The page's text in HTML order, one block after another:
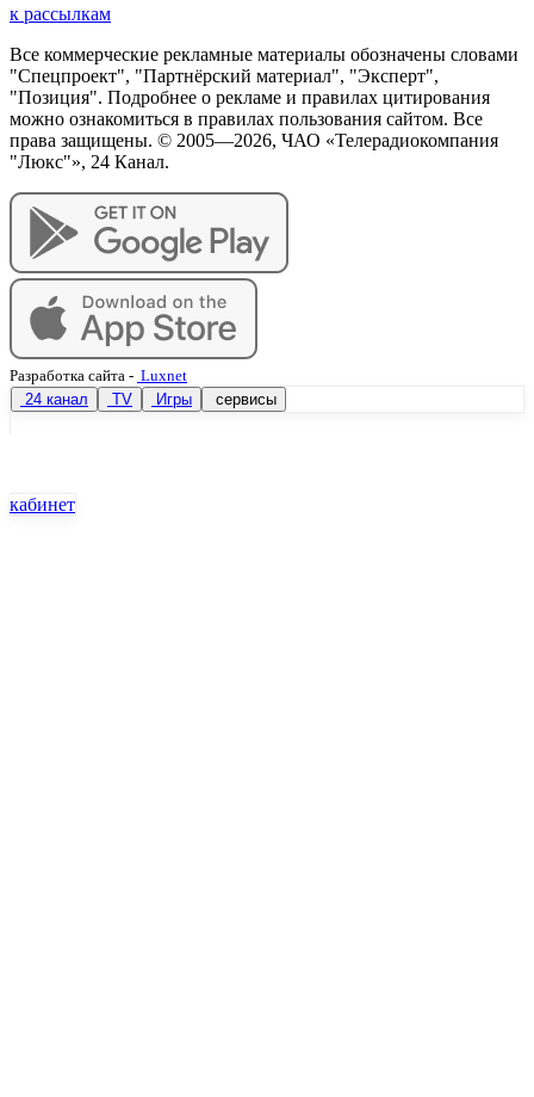
к рассылкам
Все коммерческие рекламные материалы обозначены словами
"Спецпроект", "Партнёрский материал", "Эксперт",
"Позиция". Подробнее о рекламе и правилах цитирования
можно ознакомиться в правилах пользования сайтом. Все
права защищены. © 2005—2026, ЧАО «Телерадиокомпания
"Люкс"», 24 Канал.
Разработка сайта - Luxnet
24 канал
TV Игры сервисы
кабинет